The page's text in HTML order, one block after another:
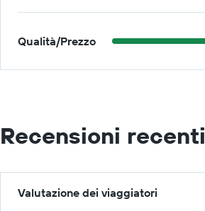
Qualità/Prezzo
Recensioni recenti
Valutazione dei viaggiatori